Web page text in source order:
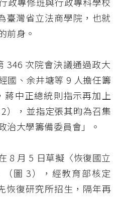
臺灣省立法商學院，也就
前身。
346 次院會決議通過政大
國、余井塘等 9 人擔任籌
蔣中正總統則指示再加上
），並指定張其昀為召集
治大學籌備委員會」。
8 月 5 日草擬〈恢復國立
圖 3），經教育部核定
恢復研究所招生，隔年再